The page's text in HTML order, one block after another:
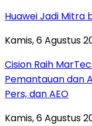
Huawei Jadi Mitra
Kamis, 6 Agustus
Cision Raih
Pemantauan dan
Pers, dan AEO
Kamis, 6 Agustus